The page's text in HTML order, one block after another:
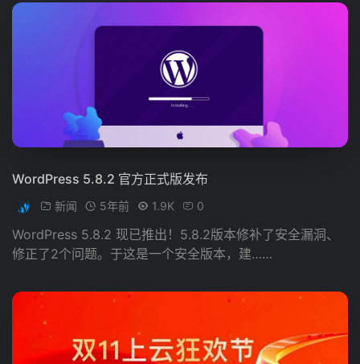
WordPress 5.8.2 官方正式版发布
新闻 5年前 1.9K 0
WordPress 5.8.2 现已推出！5.8.2版本修补了安全漏洞、
修正了2个问题。于这是一个安全版本，建……